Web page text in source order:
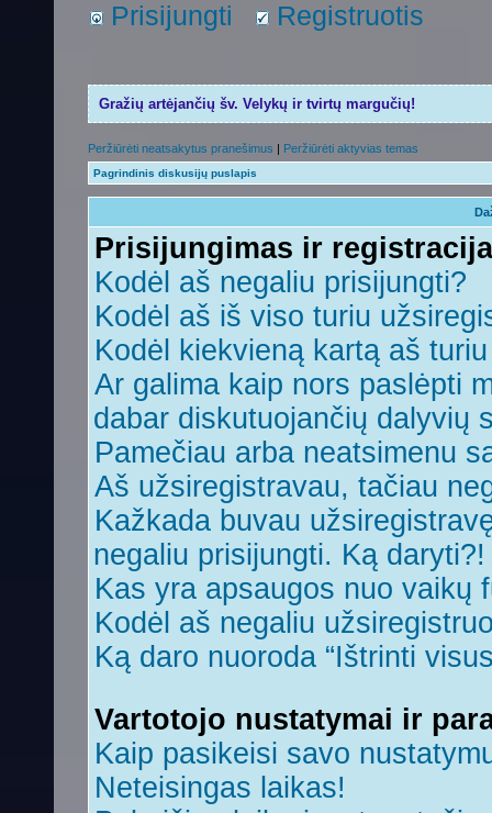
Prisijungti Registruotis
Gražių artėjančių šv. Velykų ir tvirtų margučių!
Peržiūrėti neatsakytus pranešimus | Peržiūrėti aktyvias temas
Pagrindinis diskusijų puslapis
Prisijungimas ir registracija
Kodėl aš negaliu prisijungti?
Kodėl aš iš viso turiu
Kodėl kiekvieną kartą aš
Ar galima kaip nors paslėpti
dabar diskutuojančių dalyvių
Pamečiau arba neatsimenu
Aš užsiregistravau, tačiau
Kažkada buvau
negaliu prisijungti. Ką daryti?!
Kas yra apsaugos nuo vaikų
Kodėl aš negaliu
Ką daro nuoroda “Ištrinti
Vartotojo nustatymai ir
Kaip pasikeisi savo
Neteisingas laikas!